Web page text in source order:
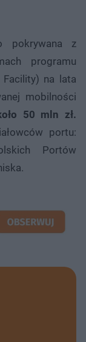
pokrywana z
programu
Facility) na lata
mobilności
50 mln zł.
portu:
Portów